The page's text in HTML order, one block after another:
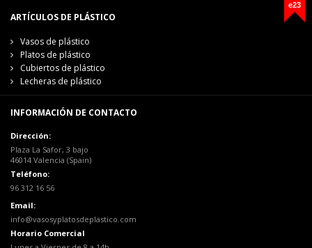
e23
ARTÍCULOS DE PLÁSTICO
Vasos de plástico
Platos de plástico
Cubiertos de plástico
Lecheras de plástico
INFORMACIÓN DE CONTACTO
Dirección:
Plaza La Safor, 3 bajo
46014 Valencia (Spain)
Teléfono:
96 312 16 56
Email:
info@vasosyplatosdeplastico.com
Horario Comercial